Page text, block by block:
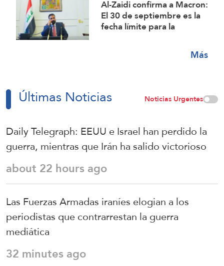
Últimas Noticias Noticias Urgentes
Daily Telegraph: EEUU e Israel han perdido la
guerra, mientras que Irán ha salido victorioso
about 22 hours ago
Las Fuerzas Armadas iraníes elogian a los
periodistas que contrarrestan la guerra
mediática
32 minutes ago
Al-Zaidi confirma a Macron:
El 30 de septiembre es la
fecha límite para la
Más